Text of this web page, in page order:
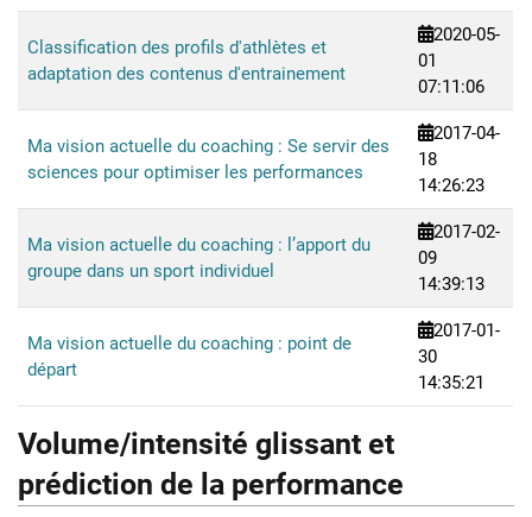
Classification des profils d'athlètes et
adaptation des contenus d'entrainement
2020-05-
01
07:11:06
Ma vision actuelle du coaching : Se servir des
sciences pour optimiser les performances
2017-04-
18
14:26:23
Ma vision actuelle du coaching : l’apport du
groupe dans un sport individuel
2017-02-
09
14:39:13
Ma vision actuelle du coaching : point de
départ
2017-01-
30
14:35:21
Volume/intensité glissant et
prédiction de la performance